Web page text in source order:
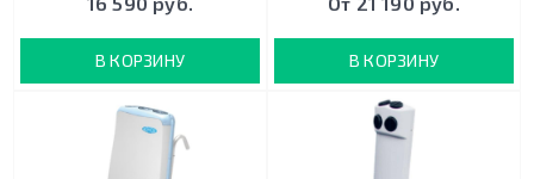
В КОРЗИНУ В КОРЗИНУ